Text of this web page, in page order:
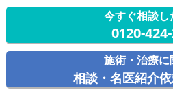
今すぐ相談し
0120-
施術・治療に
相談・名医紹介